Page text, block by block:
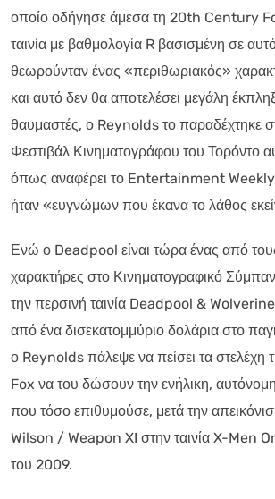
οποίο οδήγησε άμεσα τη 20th Century
ταινία με βαθμολογία R βασισμένη σε
θεωρούνταν ένας «περιθωριακός»
και αυτό δεν θα αποτελέσει μεγάλη
θαυμαστές, ο Reynolds το παραδέχτηκε
Φεστιβάλ Κινηματογράφου του Τορόντο
όπως αναφέρει το Entertainment Weekly,
ήταν «ευγνώμων που έκανα το λάθος
Ενώ ο Deadpool είναι τώρα ένας από
χαρακτήρες στο Κινηματογραφικό
την περσινή ταινία Deadpool &
από ένα δισεκατομμύριο δολάρια στο
ο Reynolds πάλεψε να πείσει τα
Fox να του δώσουν την ενήλικη,
που τόσο επιθυμούσε, μετά την
Wilson / Weapon XI στην ταινία X-Men
του 2009.